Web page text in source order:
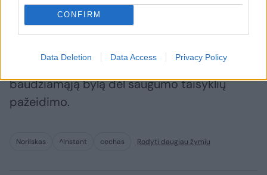
CONFIRM
Data Deletion Data Access Privacy Policy
aštuoni žmonės. Žuvo trys darbininkai, o likę
penki buvo sunkiai sužeisti.
Regioninis tyrimų komitetas iškėlė
baudžiamąją bylą dėl saugumo taisyklių
pažeidimo.
Norilskas ^Instant cechas Rodyti daugiau žymių